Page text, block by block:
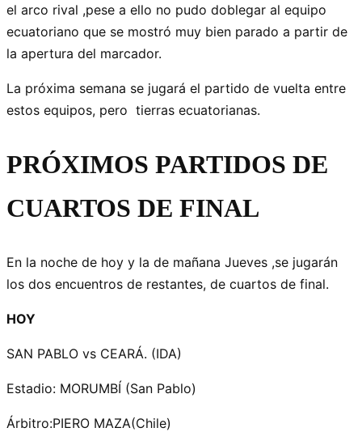
el arco rival ,pese a ello no pudo doblegar al equipo
ecuatoriano que se mostró muy bien parado a partir de
la apertura del marcador.
La próxima semana se jugará el partido de vuelta entre
estos equipos, pero tierras ecuatorianas.
PRÓXIMOS PARTIDOS DE
CUARTOS DE FINAL
En la noche de hoy y la de mañana Jueves ,se jugarán
los dos encuentros de restantes, de cuartos de final.
HOY
SAN PABLO vs CEARÁ. (IDA)
Estadio: MORUMBÍ (San Pablo)
Árbitro:PIERO MAZA(Chile)